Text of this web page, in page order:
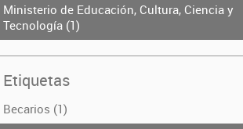
Ministerio de Educación, Cultura, Ciencia y
Tecnología (1)
Etiquetas
Becarios (1)